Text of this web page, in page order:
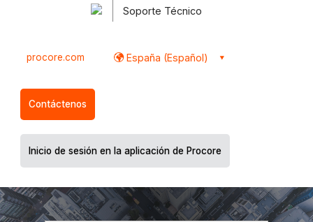
Soporte Técnico
procore.com España (Español)
Contáctenos
Inicio de sesión en la aplicación de Procore